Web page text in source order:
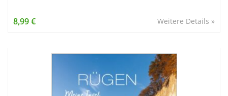
Weitere Details »
8,99 €